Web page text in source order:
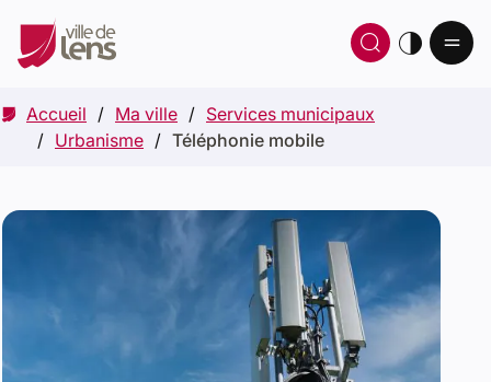
Ouvrir
Accueil Ma ville
Services municipaux
Urbanisme
Téléphonie mobile